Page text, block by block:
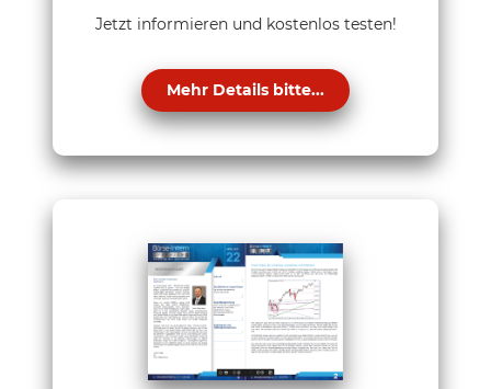
Jetzt informieren und kostenlos testen!
Mehr Details bitte...